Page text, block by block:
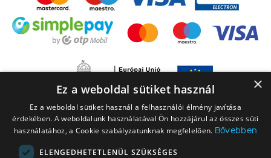
×
Ez a weboldal sütiket használ
Ez a weboldal sütiket használ a felhasználói élmény javítása
érdekében. A weboldalunk használatával Ön hozzájárul az összes süti
használatához, a Cookie szabályzatunknak megfelelően. Bővebben
ELENGEDHETETLENÜL SZÜKSÉGES